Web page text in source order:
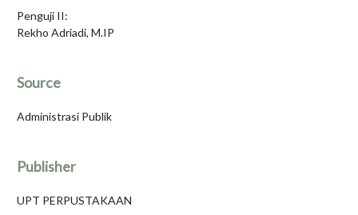
Penguji II:
Rekho Adriadi, M.IP
Source
Administrasi Publik
Publisher
UPT PERPUSTAKAAN